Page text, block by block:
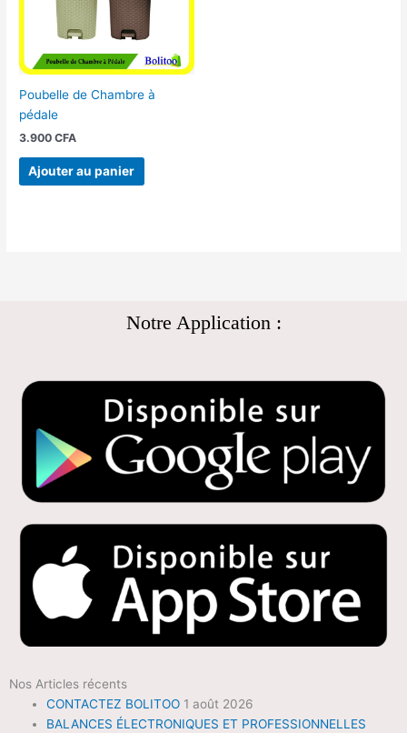
Poubelle de Chambre à
pédale
3.900CFA
Ajouter au panier
Notre Application :
Nos Articles récents
CONTACTEZ BOLITOO 1 août 2026
BALANCES ÉLECTRONIQUES ET PROFESSIONNELLES